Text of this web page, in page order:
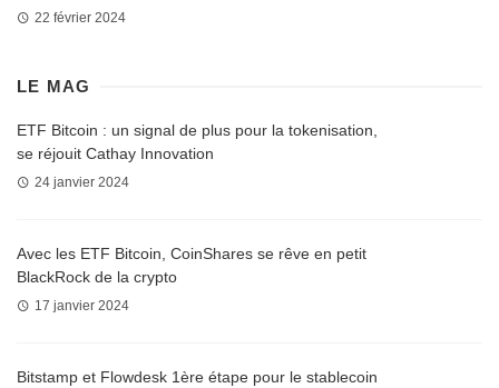
22 février 2024
LE MAG
ETF Bitcoin : un signal de plus pour la tokenisation,
se réjouit Cathay Innovation
24 janvier 2024
Avec les ETF Bitcoin, CoinShares se rêve en petit
BlackRock de la crypto
17 janvier 2024
Bitstamp et Flowdesk 1ère étape pour le stablecoin